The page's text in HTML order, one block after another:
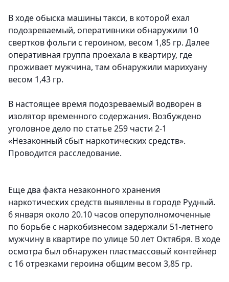
В ходе обыска машины такси, в которой ехал
подозреваемый, оперативники обнаружили 10
свертков фольги с героином, весом 1,85 гр. Далее
оперативная группа проехала в квартиру, где
проживает мужчина, там обнаружили марихуану
весом 1,43 гр.
В настоящее время подозреваемый водворен в
изолятор временного содержания. Возбуждено
уголовное дело по статье 259 части 2-1
«Незаконный сбыт наркотических средств».
Проводится расследование.
Еще два факта незаконного хранения
наркотических средств выявлены в городе Рудный.
6 января около 20.10 часов оперуполномоченные
по борьбе с наркобизнесом задержали 51-летнего
мужчину в квартире по улице 50 лет Октября. В ходе
осмотра был обнаружен пластмассовый контейнер
с 16 отрезками героина общим весом 3,85 гр.